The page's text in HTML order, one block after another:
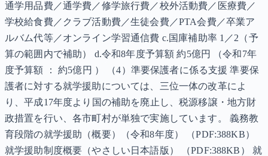
通学用品費／通学費／修学旅行費／校外活動費／医療費／
学校給食費／クラブ活動費／生徒会費／PTA会費／卒業ア
ルバム代等／オンライン学習通信費 c.国庫補助率 1／2（予
算の範囲内で補助） d.令和8年度予算額 約5億円 （令和7年
度予算額 ： 約5億円 ） （4）準要保護者に係る支援 準要保
護者に対する就学援助については、三位一体の改革によ
り、平成17年度より国の補助を廃止し、税源移譲・地方財
政措置を行い、各市町村が単独で実施しています。 義務教
育段階の就学援助（概要）（令和8年度） （PDF:388KB）
就学援助制度概要（やさしい日本語版） （PDF:388KB） 就